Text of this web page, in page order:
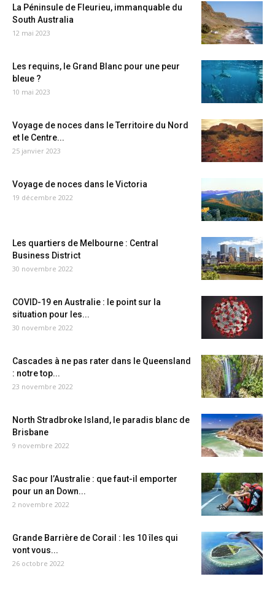
La Péninsule de Fleurieu, immanquable du
South Australia
12 mai 2023
Les requins, le Grand Blanc pour une peur
bleue ?
10 mai 2023
Voyage de noces dans le Territoire du Nord
et le Centre...
25 janvier 2023
Voyage de noces dans le Victoria
19 décembre 2022
Les quartiers de Melbourne : Central
Business District
30 novembre 2022
COVID-19 en Australie : le point sur la
situation pour les...
30 novembre 2022
Cascades à ne pas rater dans le Queensland
: notre top...
23 novembre 2022
North Stradbroke Island, le paradis blanc de
Brisbane
9 novembre 2022
Sac pour l’Australie : que faut-il emporter
pour un an Down...
2 novembre 2022
Grande Barrière de Corail : les 10 îles qui
vont vous...
26 octobre 2022